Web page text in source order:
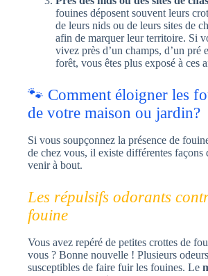
fouines déposent souvent leurs
de leurs nids ou de leurs sites de
afin de marquer leur territoire. Si
vivez près d’un champs, d’un pré
forêt, vous êtes plus exposé à ces
🐾 Comment éloigner les
de votre maison ou jardin?
Si vous soupçonnez la présence de
de chez vous, il existe différentes façons
venir à bout.
Les répulsifs odorants
fouine
Vous avez repéré de petites crottes de
vous ? Bonne nouvelle ! Plusieurs
susceptibles de faire fuir les fouines. Le